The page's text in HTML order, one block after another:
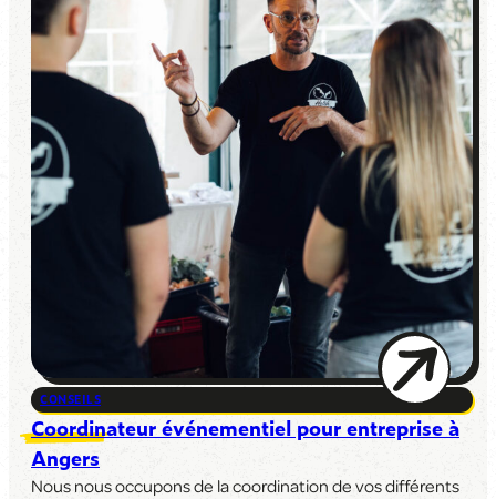
CONSEILS
Coordinateur événementiel pour entreprise à
Angers
Nous nous occupons de la coordination de vos différents